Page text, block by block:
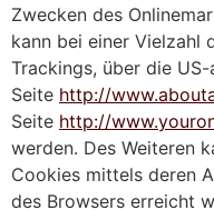
Zwecken des
kann bei einer Vielzahl
Trackings, über die
Seite http://
Seite http://
werden. Des Weiteren
Cookies mittels deren
des Browsers erreicht